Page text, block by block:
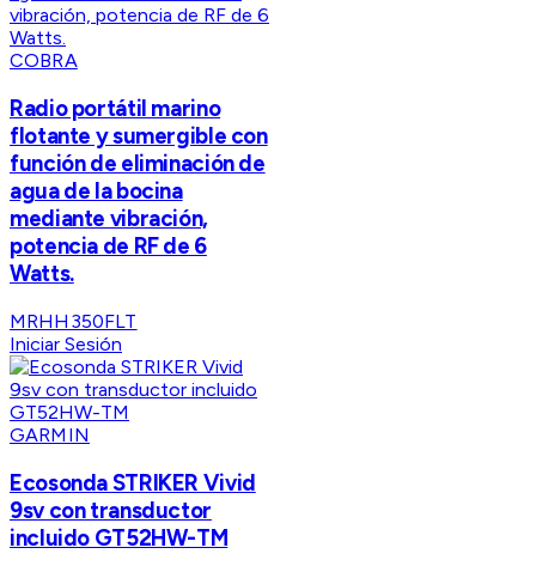
COBRA
Radio portátil marino
flotante y sumergible con
función de eliminación de
agua de la bocina
mediante vibración,
potencia de RF de 6
Watts.
MRHH350FLT
Iniciar Sesión
GARMIN
Ecosonda STRIKER Vivid
9sv con transductor
incluido GT52HW-TM